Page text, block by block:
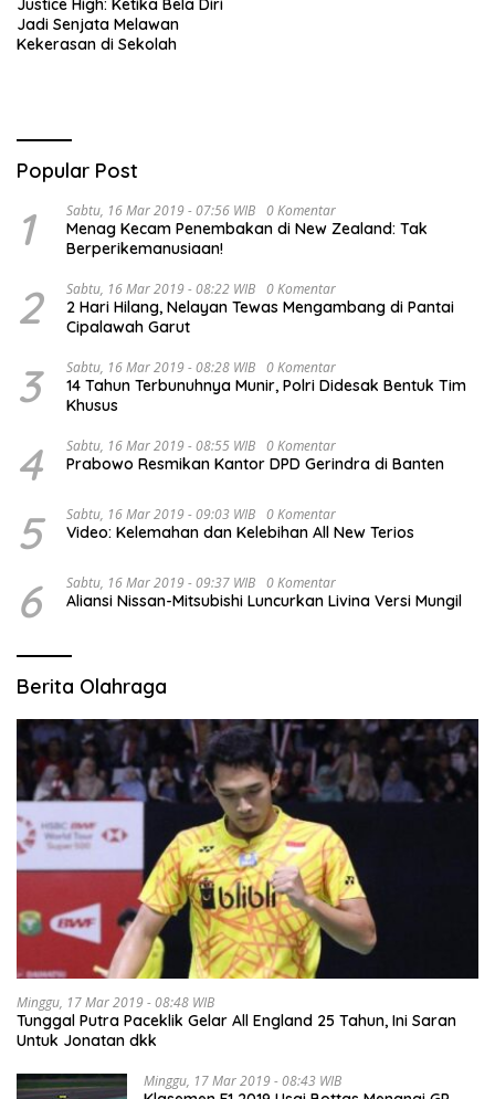
Justice High: Ketika Bela Diri
Jadi Senjata Melawan
Kekerasan di Sekolah
Popular Post
1 Sabtu, 16 Mar 2019 - 07:56 WIB 0 Komentar
Menag Kecam Penembakan di New Zealand: Tak
Berperikemanusiaan!
2 Sabtu, 16 Mar 2019 - 08:22 WIB 0 Komentar
2 Hari Hilang, Nelayan Tewas Mengambang di Pantai
Cipalawah Garut
3 Sabtu, 16 Mar 2019 - 08:28 WIB 0 Komentar
14 Tahun Terbunuhnya Munir, Polri Didesak Bentuk Tim
Khusus
4 Sabtu, 16 Mar 2019 - 08:55 WIB 0 Komentar
Prabowo Resmikan Kantor DPD Gerindra di Banten
5 Sabtu, 16 Mar 2019 - 09:03 WIB 0 Komentar
Video: Kelemahan dan Kelebihan All New Terios
6 Sabtu, 16 Mar 2019 - 09:37 WIB 0 Komentar
Aliansi Nissan-Mitsubishi Luncurkan Livina Versi Mungil
Berita Olahraga
Minggu, 17 Mar 2019 - 08:48 WIB
Tunggal Putra Paceklik Gelar All England 25 Tahun, Ini Saran
Untuk Jonatan dkk
Minggu, 17 Mar 2019 - 08:43 WIB